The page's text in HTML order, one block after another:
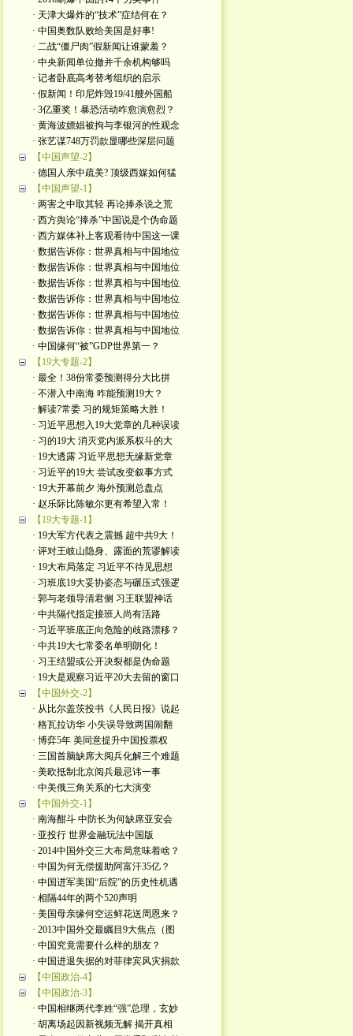
· 天津大爆炸的“技术”症结何在？
· 中国奥数队败给美国是好事!
· 二战“僵尸肉”假新闻让谁蒙羞？
· 中央新闻单位撤并千余机构够吗
· 记者卧底高考替考组织的启示
· 假新闻！印尼炸毁19/41艘外国船
· 3亿重奖！暴恐活动咋愈演愈烈？
· 黄海波嫖娼被拘与李银河的性观念
· 张艺谋748万罚款显哪些深层问题
【中国声望-2】
· 德国人亲中疏美? 顶级西媒如何猛
【中国声望-1】
· 两害之中取其轻 再论捧杀说之荒
· 西方舆论“捧杀”中国说是个伪命题
· 西方媒体补上客观看待中国这一课
· 数据告诉你：世界真相与中国地位
· 数据告诉你：世界真相与中国地位
· 数据告诉你：世界真相与中国地位
· 数据告诉你：世界真相与中国地位
· 数据告诉你：世界真相与中国地位
· 数据告诉你：世界真相与中国地位
· 中国缘何“被”GDP世界第一？
【19大专题-2】
· 最全！38份常委预测得分大比拼
· 不潜入中南海 咋能预测19大？
· 解读7常委 习的规矩策略大胜！
· 习近平思想入19大党章的几种误读
· 习的19大 消灭党内派系权斗的大
· 19大透露 习近平思想无缘新党章
· 习近平的19大 尝试改变叙事方式
· 19大开幕前夕 海外预测总盘点
· 赵乐际比陈敏尔更有希望入常！
【19大专题-1】
· 19大军方代表之震撼 超中共9大！
· 评对王岐山隐身、露面的荒谬解读
· 19大布局落定 习近平不待见思想
· 习班底19大妥协姿态与碾压式强逻
· 郭与老领导清君侧 习王联盟神话
· 中共隔代指定接班人尚有活路
· 习近平班底正向危险的歧路漂移？
· 中共19大七常委名单明朗化！
· 习王结盟或公开决裂都是伪命题
· 19大是观察习近平20大去留的窗口
【中国外交-2】
· 从比尔盖茨投书《人民日报》说起
· 格瓦拉访华 小失误导致两国闹翻
· 博弈5年 美同意提升中国投票权
· 三国首脑缺席大阅兵化解三个难题
· 美欧抵制北京阅兵最忌讳一事
· 中美俄三角关系的七大演变
【中国外交-1】
· 南海酣斗 中防长为何缺席亚安会
· 亚投行 世界金融玩法中国版
· 2014中国外交三大布局意味着啥？
· 中国为何无偿援助阿富汗35亿？
· 中国进军美国“后院”的历史性机遇
· 相隔44年的两个520声明
· 美国母亲缘何空运鲜花送周恩来？
· 2013中国外交最瞩目9大焦点（图
· 中国究竟需要什么样的朋友？
· 中国进退失据的对菲律宾风灾捐款
【中国政治-4】
【中国政治-3】
· 中国相继两代李姓“强”总理，玄妙
· 胡离场起因新视频无解 揭开真相